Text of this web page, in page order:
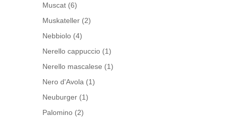
Muscat (6)
Muskateller (2)
Nebbiolo (4)
Nerello cappuccio (1)
Nerello mascalese (1)
Nero d'Avola (1)
Neuburger (1)
Palomino (2)